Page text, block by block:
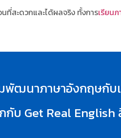
ที่สะดวกและได้ผลจริง ทั้งการเรียน
พัฒนาภาษาอังกฤษกับ
กับ Get Real